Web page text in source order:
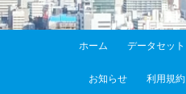
ホーム データセット
お知らせ 利用規約